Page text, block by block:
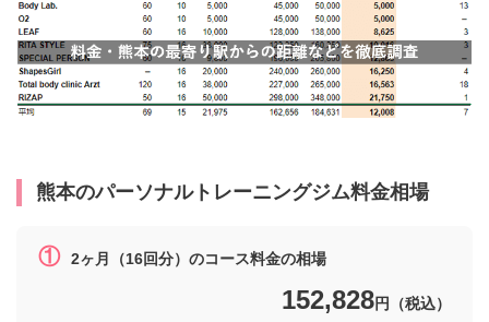
熊本のパーソナルトレーニングジム料金相場
① 2ヶ月（16回分）のコース料金の相場
152,828円（税込）